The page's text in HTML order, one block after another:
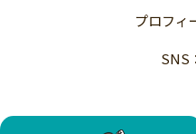
人権・
北海道 青森 岩手
プロフィ
SNS